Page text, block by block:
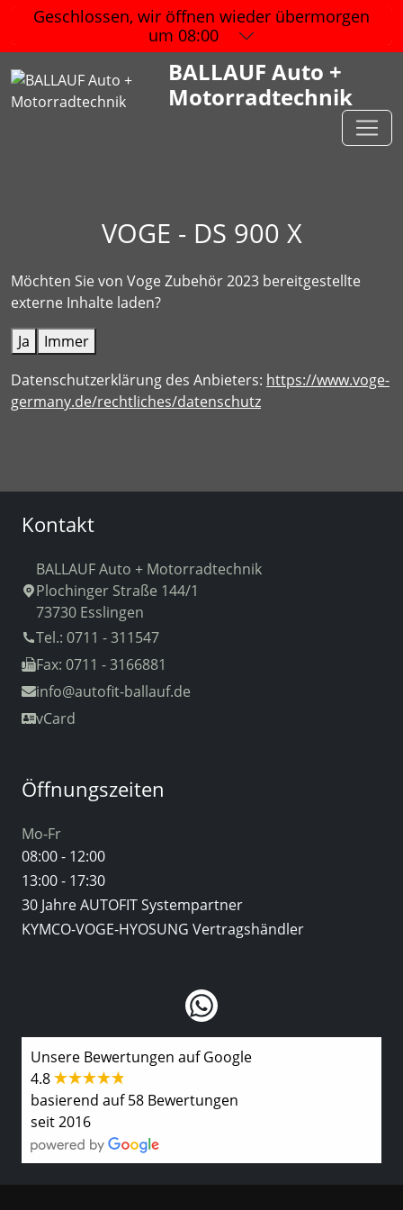
Geschlossen, wir öffnen wieder übermorgen
um 08:00
BALLAUF Auto +
Motorradtechnik
VOGE - DS 900 X
Möchten Sie von Voge Zubehör 2023 bereitgestellte
externe Inhalte laden?
Ja
Immer
Datenschutzerklärung des Anbieters: https://www.voge-
germany.de/rechtliches/datenschutz
Kontakt
BALLAUF Auto + Motorradtechnik
Plochinger Straße 144/1
73730 Esslingen
Tel.: 0711 - 311547
Fax: 0711 - 3166881
info@autofit-ballauf.de
vCard
Öffnungszeiten
Mo-Fr
08:00 - 12:00
13:00 - 17:30
30 Jahre AUTOFIT Systempartner
KYMCO-VOGE-HYOSUNG Vertragshändler
Unsere Bewertungen auf Google
4.8
basierend auf 58 Bewertungen
seit 2016